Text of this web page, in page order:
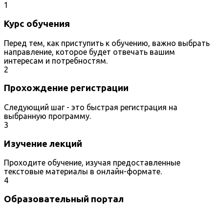
1
Курс обучения
Перед тем, как приступить к обучению, важно выбрать
направление, которое будет отвечать вашим
интересам и потребностям.
2
Прохождение регистрации
Следующий шаг - это быстрая регистрация на
выбранную программу.
3
Изучение лекций
Проходите обучение, изучая предоставленные
текстовые материалы в онлайн-формате.
4
Образовательный портал